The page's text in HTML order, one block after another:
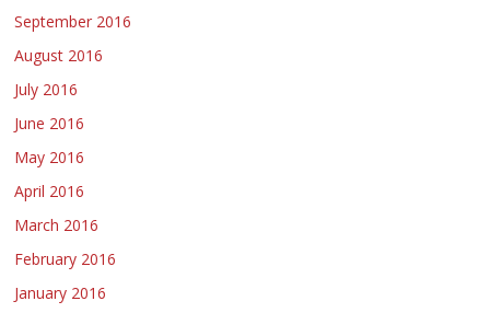
September 2016
August 2016
July 2016
June 2016
May 2016
April 2016
March 2016
February 2016
January 2016